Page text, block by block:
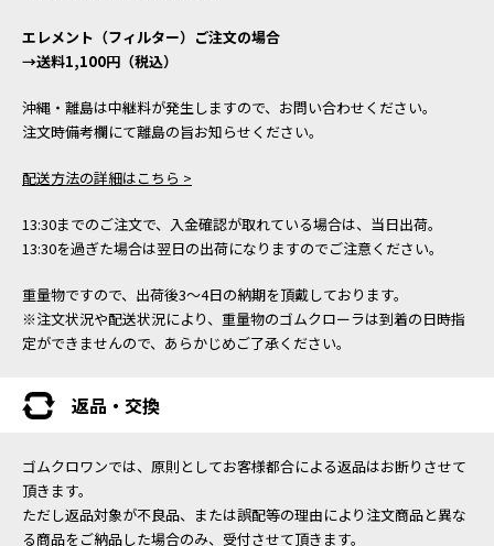
エレメント（フィルター）ご注文の場合
→送料1,100円（税込）
沖縄・離島は中継料が発生しますので、お問い合わせください。
注文時備考欄にて離島の旨お知らせください。
配送方法の詳細はこちら >
13:30までのご注文で、入金確認が取れている場合は、当日出荷。
13:30を過ぎた場合は翌日の出荷になりますのでご注意ください。
重量物ですので、出荷後3～4日の納期を頂戴しております。
※注文状況や配送状況により、重量物のゴムクローラは到着の日時指
定ができませんので、あらかじめご了承ください。
返品・交換
ゴムクロワンでは、原則としてお客様都合による返品はお断りさせて
頂きます。
ただし返品対象が不良品、または誤配等の理由により注文商品と異な
る商品をご納品した場合のみ、受付させて頂きます。